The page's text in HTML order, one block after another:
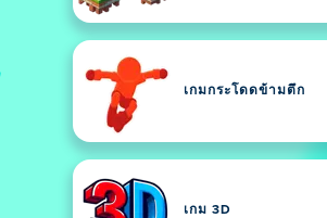
เกมกระโดดข้ามตึก
เกม 3D